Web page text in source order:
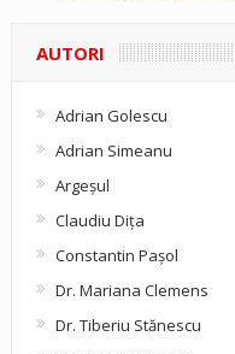
AUTORI
Adrian Golescu
Adrian Simeanu
Argeşul
Claudiu Diţa
Constantin Pașol
Dr. Mariana Clemens
Dr. Tiberiu Stănescu